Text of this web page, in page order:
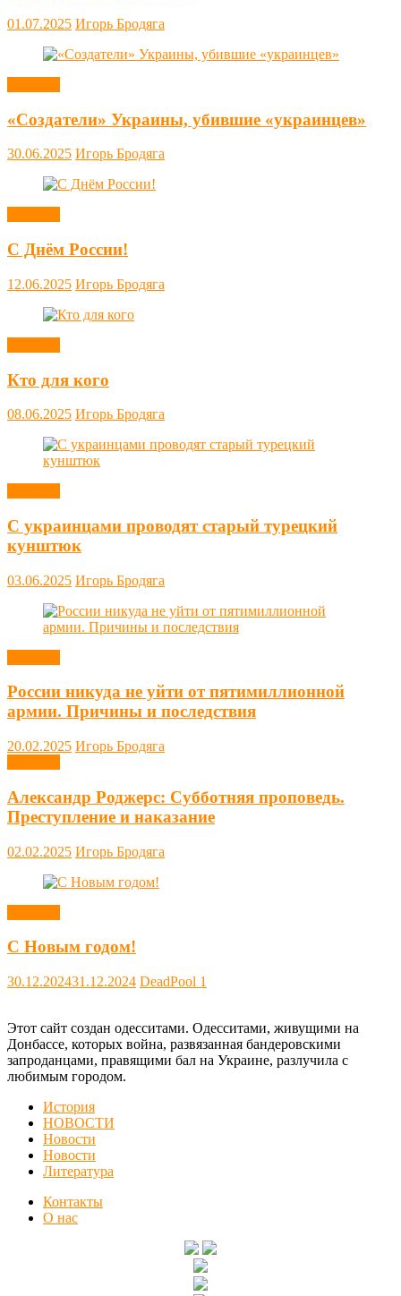
01.07.2025 Игорь Бродяга
«Создатели» Украины, убившие «украинцев»
30.06.2025 Игорь Бродяга
С Днём России!
12.06.2025 Игорь Бродяга
Кто для кого
08.06.2025 Игорь Бродяга
С украинцами проводят старый турецкий
кунштюк
03.06.2025 Игорь Бродяга
России никуда не уйти от пятимиллионной
армии. Причины и последствия
20.02.2025 Игорь Бродяга
Александр Роджерс: Субботняя проповедь.
Преступление и наказание
02.02.2025 Игорь Бродяга
С Новым годом!
30.12.202431.12.2024 DeadPool 1
Этот сайт создан одесситами. Одесситами, живущими на
Донбассе, которых война, развязанная бандеровскими
запроданцами, правящими бал на Украине, разлучила с
любимым городом.
История
НОВОСТИ
Новости
Новости
Литература
Контакты
О нас